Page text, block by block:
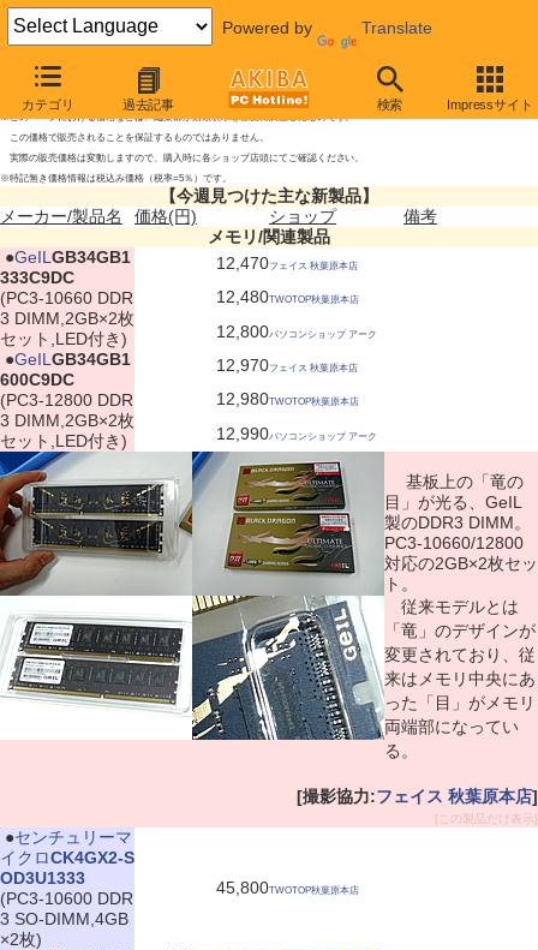
Powered by Translate
カテゴリ 過去記事 検索 Impressサイト
今週見つけた主な新製品2010年1月23日号
※このページにおける価格などは、編集部が店頭表示を独自に調査したものです。
この価格で販売されることを保証するものではありません。
実際の販売価格は変動しますので、購入時に各ショップ店頭にてご確認ください。
※特記無き価格情報は税込み価格（税率=5％）です。
【今週見つけた主な新製品】
メーカー/製品名
価格(円) ショップ
備考
メモリ/関連製品
●GeIL GB34GB1
333C9DC
(PC3-10660 DDR
3 DIMM,2GB×2枚
セット,LED付き)
12,470フェイス 秋葉原本店
12,480TWOTOP秋葉原本店
12,800パソコンショップ アーク
●GeIL GB34GB1
600C9DC
(PC3-12800 DDR
3 DIMM,2GB×2枚
セット,LED付き)
12,970フェイス 秋葉原本店
12,980TWOTOP秋葉原本店
12,990パソコンショップ アーク
基板上の「竜の
目」が光る、GeIL
製のDDR3 DIMM。
PC3-10660/12800
対応の2GB×2枚セッ
ト。
従来モデルとは
「竜」のデザインが
変更されており、従
来はメモリ中央にあ
った「目」がメモリ
両端部になってい
る。
[撮影協力:フェイス 秋葉原本店]
[この製品だけ表示]
●センチュリーマ
イクロCK4GX2-S
OD3U1333
(PC3-10600 DDR
3 SO-DIMM,4GB
×2枚)
45,800TWOTOP秋葉原本店